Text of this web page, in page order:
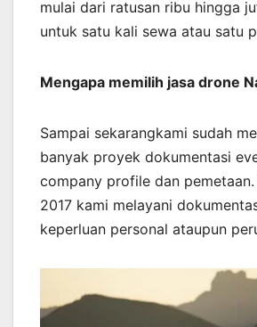
mulai dari ratusan ribu hingga
untuk satu kali sewa atau satu
Mengapa memilih jasa drone
Sampai sekarangkami sudah
banyak proyek dokumentasi
company profile dan pemetaan.
2017 kami melayani
keperluan personal ataupun